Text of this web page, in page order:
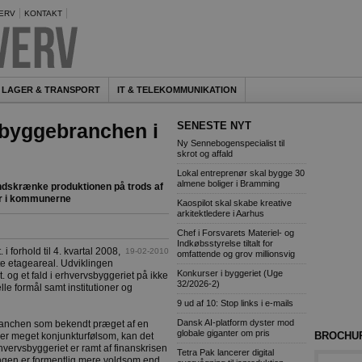
KONTAKT
LAGER & TRANSPORT IT & TELEKOMMUNIKATION
i
produktionen på trods af
i kommunerne
19-02-2010
i forhold til 4. kvartal 2008,
etageareal. Udviklingen
og et fald i erhvervsbyggeriet på ikke
formål samt institutioner og
som bekendt præget af en
meget konjunkturfølsom, kan det
er ramt af finanskrisen
SENESTE NYT
Ny Sennebogenspecialist til
skrot og affald
Lokal entreprenør skal bygge 30
almene boliger i Bramming
Kaospilot skal skabe kreative
arkitektledere i Aarhus
Chef i Forsvarets Materiel- og
Indkøbsstyrelse tiltalt for
omfattende og grov millionsvig
Konkurser i byggeriet (Uge
32/2026-2)
9 ud af 10: Stop links i e-mails
Dansk AI-platform dyster mod
globale giganter om pris
Tetra Pak lancerer digital